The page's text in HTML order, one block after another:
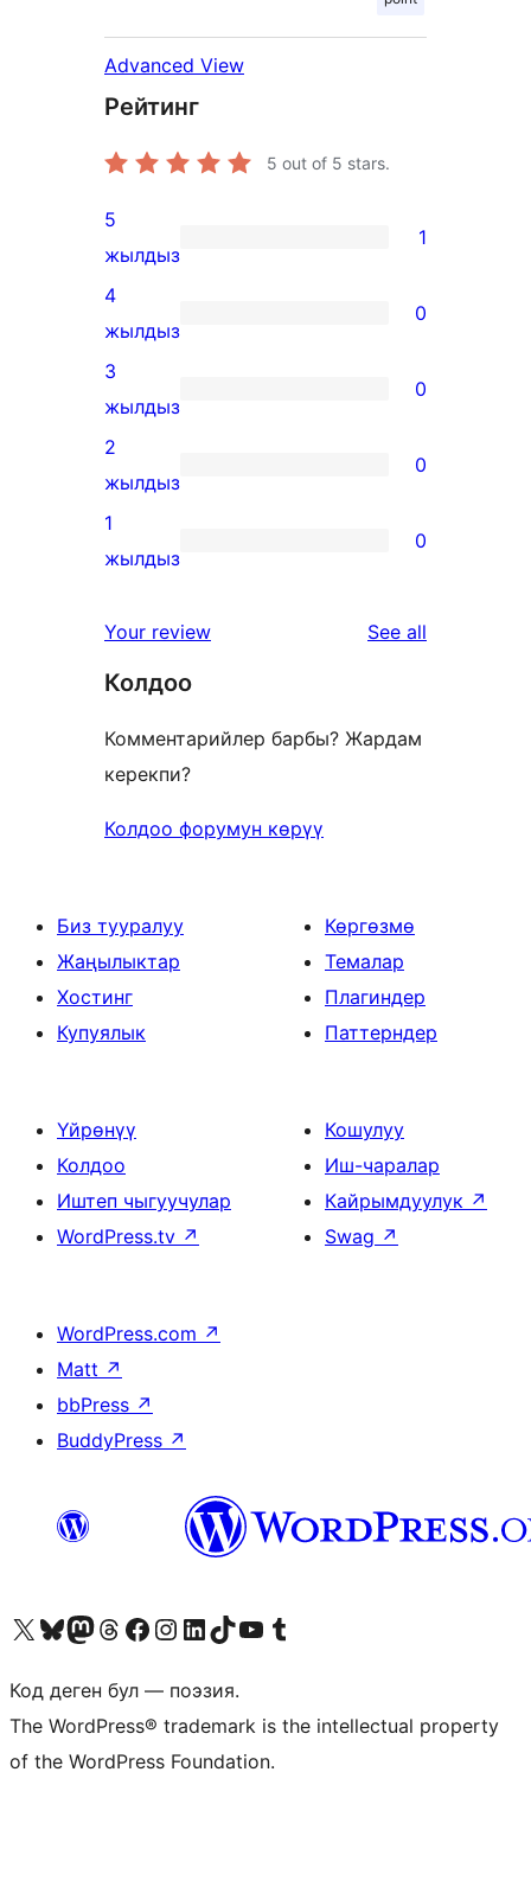
Advanced View
Рейтинг
5 out of 5 stars.
1
5-
star
review
5
жылдыз
1
0
4-
star
reviews
4
жылдыз
0
0
3-
star
reviews
3
жылдыз
0
0
2-
star
2
жылдыз
0
0
star
1
жылдыз
0
Your review See all
Колдоо
Комментарийлер барбы? Жардам
керекпи?
Колдоо форумун көрүү
Биз тууралуу
Жаңылыктар
Хостинг
Купуялык
Көргөзмө
Темалар
Плагиндер
Паттерндер
Үйрөнүү
Колдоо
Иштеп чыгуучулар
WordPress.tv ↗
Кошулуу
Иш-чаралар
Кайрымдуулук ↗
Swag ↗
WordPress.com ↗
Matt ↗
bbPress ↗
BuddyPress ↗
Visit our X (formerly Twitter) account
Visit our Bluesky account
Биздин Mastodon түрмөгүбүзгө баш багыңыз
Visit our Threads account
Биздин Facebook баракчабызга кириңиз
Биздин Instagram баракчабызга баш багыңыз
Биздин LinkedIn баракчабызга баш багыңыз
Visit our TikTok account
Visit our YouTube channel
Visit our Tumblr account
Код деген бул — поэзия.
The WordPress® trademark is the intellectual property
of the WordPress Foundation.